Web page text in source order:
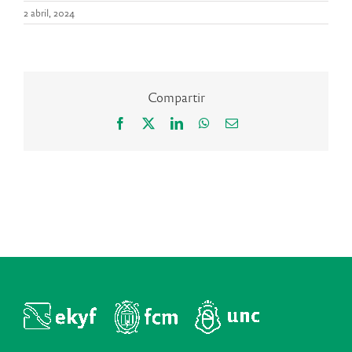
2 abril, 2024
Compartir
Facebook LinkedInWhatsApp
Correo